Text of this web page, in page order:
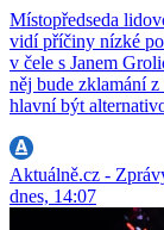
Místopředseda
vidí příčiny nízké
v čele s Janem
něj bude zklamání
hlavní být
Aktuálně.cz -
dnes, 14:07